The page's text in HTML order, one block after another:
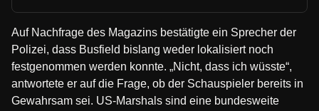
Auf Nachfrage des Magazins bestätigte ein Sprecher der
Polizei, dass Busfield bislang weder lokalisiert noch
festgenommen werden konnte. „Nicht, dass ich wüsste“,
antwortete er auf die Frage, ob der Schauspieler bereits in
Gewahrsam sei. US-Marshals sind eine bundesweite